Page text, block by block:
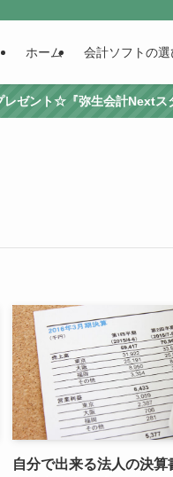
ホーム 会計ソフトの選
ゼント☆『弥生会計Nextス
自分で出来る法人の決算